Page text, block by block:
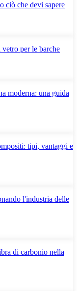
ciò che devi sapere
per le barche
moderna: una guida
tipi, vantaggi e
l'industria delle
di carbonio nella